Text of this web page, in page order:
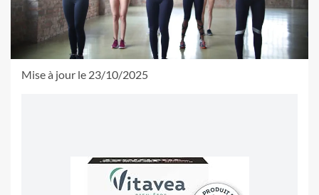
Mise à jour le 23/10/2025